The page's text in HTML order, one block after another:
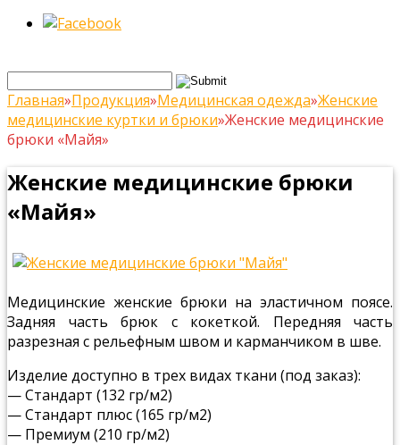
Главная»Продукция»Медицинская одежда»Женские
медицинские куртки и брюки»Женские медицинские
брюки «Майя»
Женские медицинские брюки
«Майя»
Медицинские женские брюки на эластичном поясе.
Задняя часть брюк с кокеткой. Передняя часть
разрезная с рельефным швом и карманчиком в шве.
Изделие доступно в трех видах ткани (под заказ):
— Стандарт (132 гр/м2)
— Стандарт плюс (165 гр/м2)
— Премиум (210 гр/м2)